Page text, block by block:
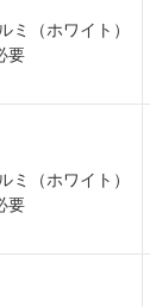
（ホワイト）
要
（ホワイト）
要